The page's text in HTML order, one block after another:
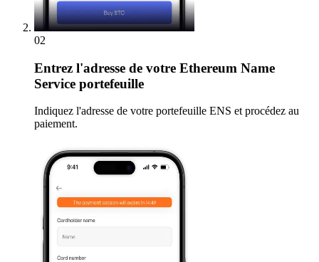
02
Entrez l'adresse de votre Ethereum Name
Service portefeuille
Indiquez l'adresse de votre portefeuille ENS et procédez au
paiement.